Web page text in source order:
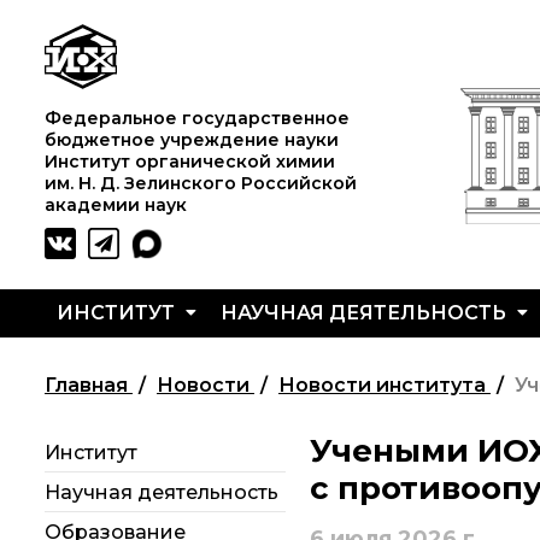
Федеральное государственное
бюджетное учреждение науки
Институт органической химии
им. Н. Д. Зелинского Российской
академии наук
ИНСТИТУТ
и выдающиеся
Н. Д. Зелинского
История ИОХ РАН
ученых ИОХ РАН
коллективного
пользования
Института
органической химии
НАУЧНАЯ ДЕЯТЕЛЬНОСТЬ
направления
Важнейшие
достижения
института
Главная Новости Новости института
Институт
Научная деятельность
Образование
Учеными
с